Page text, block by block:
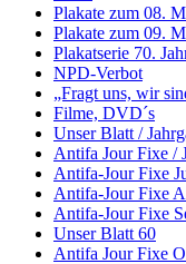
Plakate zum 08.
Plakate zum 09.
Plakatserie 70.
NPD-Verbot
„Fragt uns, wir
Filme, DVD´s
Unser Blatt /
Antifa Jour Fixe /
Antifa-Jour Fixe
Antifa-Jour Fixe
Antifa-Jour Fixe
Unser Blatt 60
Antifa Jour Fixe